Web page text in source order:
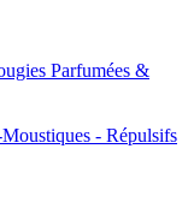
Parfumées &
- Répulsifs